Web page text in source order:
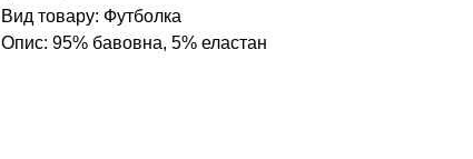
Вид товару: Футболка
Опис: 95% бавовна, 5% еластан